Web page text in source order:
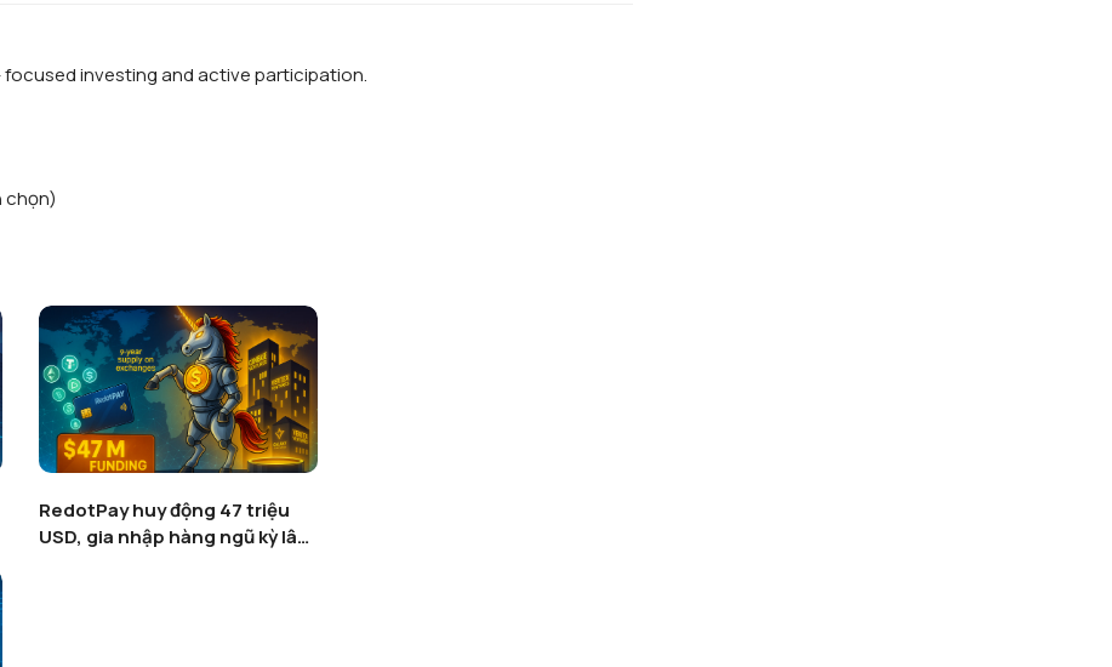
focused investing and active participation.
chọn)
RedotPay huy động 47 triệu
USD, gia nhập hàng ngũ kỳ lân